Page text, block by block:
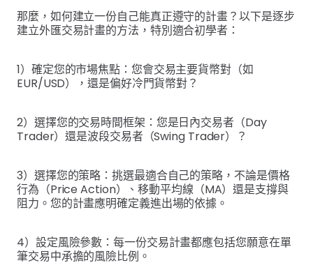
那麼，如何建立一份自己能真正遵守的計畫？以下是逐步
建立外匯交易計畫的方法，特別適合初學者：
1）確定您的市場焦點：您會交易主要貨幣對（如
EUR/USD），還是偏好冷門貨幣對？
2）選擇您的交易時間框架：您是日內交易者（Day
Trader）還是波段交易者（Swing Trader）？
3）選擇您的策略：挑選最適合自己的策略，不論是價格
行為（Price Action）、移動平均線（MA）還是支撐與
阻力。您的計畫應明確定義進出場的依據。
4）設定風險參數：每一份交易計畫都應包括您願意在單
筆交易中承擔的風險比例。